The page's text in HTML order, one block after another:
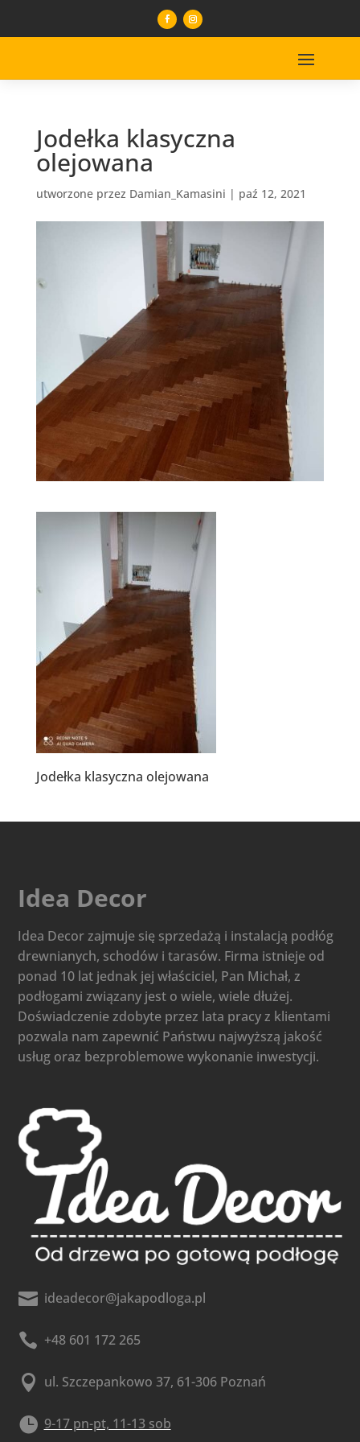
Jodełka klasyczna
olejowana
utworzone przez Damian_Kamasini | paź 12, 2021
Jodełka klasyczna olejowana
Idea Decor
Idea Decor zajmuje się sprzedażą i instalacją podłóg
drewnianych, schodów i tarasów. Firma istnieje od
ponad 10 lat jednak jej właściciel, Pan Michał, z
podłogami związany jest o wiele, wiele dłużej.
Doświadczenie zdobyte przez lata pracy z klientami
pozwala nam zapewnić Państwu najwyższą jakość
usług oraz bezproblemowe wykonanie inwestycji.
 ideadecor@jakapodloga.pl
 +48 601 172 265
 ul. Szczepankowo 37, 61-306 Poznań
 9-17 pn-pt, 11-13 sob